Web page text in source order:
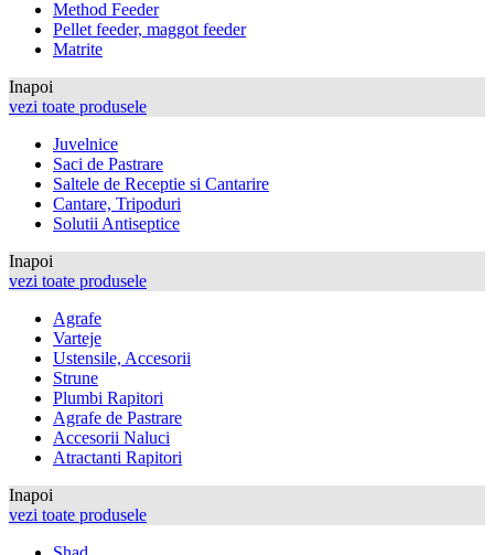
Method Feeder
Pellet feeder, maggot feeder
Matrite
Inapoi
vezi toate produsele
Juvelnice
Saci de Pastrare
Saltele de Receptie si Cantarire
Cantare, Tripoduri
Solutii Antiseptice
Inapoi
vezi toate produsele
Agrafe
Varteje
Ustensile, Accesorii
Strune
Plumbi Rapitori
Agrafe de Pastrare
Accesorii Naluci
Atractanti Rapitori
Inapoi
vezi toate produsele